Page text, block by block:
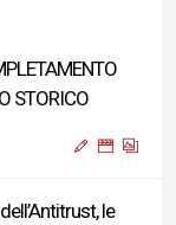
STORICO
le